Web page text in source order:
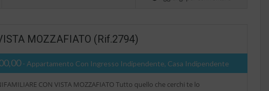
MOZZAFIATO (Rif.2794)
- Appartamento Con Ingresso Indipendente, Casa Indipendente
CON VISTA MOZZAFIATO Tutto quello che cerchi te lo